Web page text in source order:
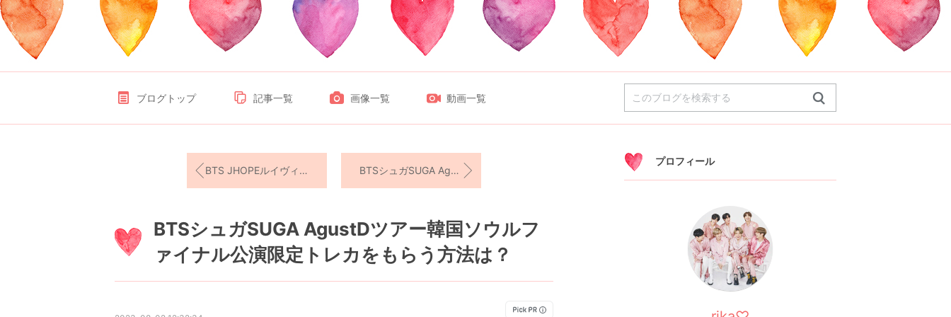
ブログトップ 記事一覧 画像一覧 動画一覧
BTS JHOPEルイヴィトンLOUIS VUITTONの動画公開！ BTSシュガSUGA AgustDツアー韓国ソウルファイナル公演グッズの購入方法！
BTSシュガSUGA AgustDツアー韓国ソウルフ
ァイナル公演限定トレカをもらう方法は？
プロフィール